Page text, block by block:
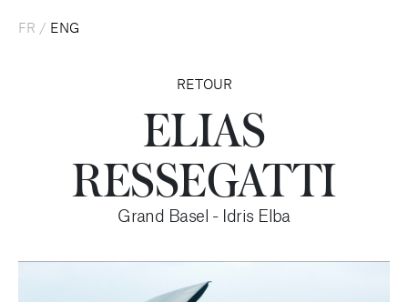
FR / ENG
RETOUR
ELIAS
RESSEGATTI
Grand Basel - Idris Elba